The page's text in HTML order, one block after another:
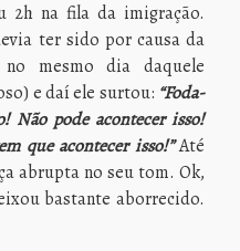
2h na fila da imigração.
ter sido por causa da
mesmo dia daquele
e daí ele surtou: “Foda-
Não pode acontecer isso!
que acontecer isso!”Até
abrupta no seu tom. Ok,
bastante aborrecido.